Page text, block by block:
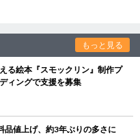
もっと見る
る絵本『スモックリン』制作プ
ィングで支援を募集
値上げ、約3年ぶりの多さに